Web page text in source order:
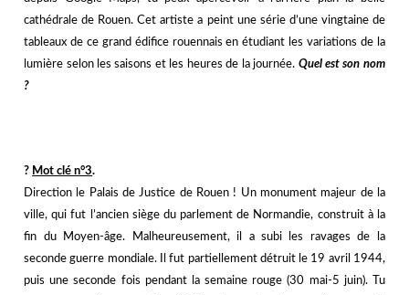
cathédrale de Rouen. Cet artiste a peint une série d’une vingtaine de
tableaux de ce grand édifice rouennais en étudiant les variations de la
lumière selon les saisons et les heures de la journée. Quel est son nom
?
?️ Mot clé n°3.
Direction le Palais de Justice de Rouen ! Un monument majeur de la
ville, qui fut l’ancien siège du parlement de Normandie, construit à la
fin du Moyen-âge. Malheureusement, il a subi les ravages de la
seconde guerre mondiale. Il fut partiellement détruit le 19 avril 1944,
puis une seconde fois pendant la semaine rouge (30 mai-5 juin). Tu